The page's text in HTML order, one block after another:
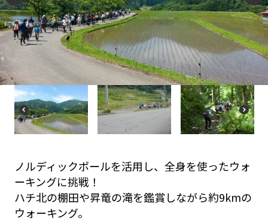
P
re
vi
o
u
s
N
e
xt
P
e
u
N
e
xt
ノルディックポールを活用し、全身を使ったウォ
ーキングに挑戦！
ハチ北の棚田や昇竜の滝を鑑賞しながら約9kmの
ウォーキング。